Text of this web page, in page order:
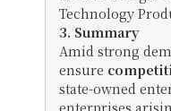
Technology
3. Summary
Amid strong
ensure
state-owned
enterprises